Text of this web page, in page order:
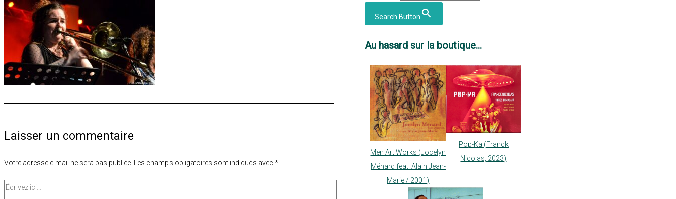
Laisser un commentaire
Votre adresse e-mail ne sera pas publiée. Les champs obligatoires sont indiqués avec *
Écrivez
Search Button
Au hasard sur la boutique...
Men Art Works (Jocelyn
Ménard feat. Alain Jean-
Marie / 2001)
Pop-Ka (Franck
Nicolas, 2023)